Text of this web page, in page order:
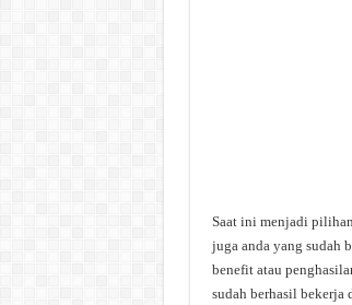
Saat ini menjadi
juga anda yang sudah
benefit atau
sudah berhasil bekerja